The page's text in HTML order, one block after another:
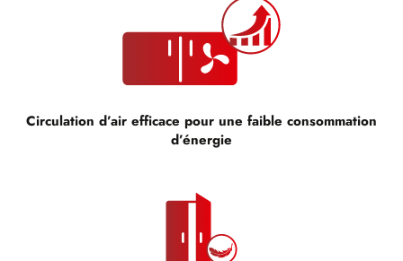
Circulation d’air efficace pour une faible consommation
d’énergie